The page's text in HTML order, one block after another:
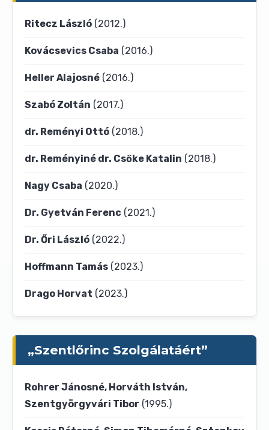
Ritecz László (2012.)
Kovácsevics Csaba (2016.)
Heller Alajosné (2016.)
Szabó Zoltán (2017.)
dr. Reményi Ottó (2018.)
dr. Reményiné dr. Csőke Katalin (2018.)
Nagy Csaba (2020.)
Dr. Gyetván Ferenc (2021.)
Dr. Őri László (2022.)
Hoffmann Tamás (2023.)
Drago Horvat (2023.)
„Szentlőrinc Szolgálatáért”
Rohrer Jánosné, Horváth István,
Szentgyörgyvári Tibor (1995.)